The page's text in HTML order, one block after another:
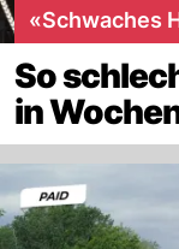
«Schwaches
So
in